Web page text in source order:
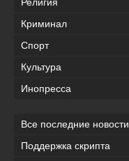
Криминал
Спорт
Культура
Инопресса
Все последние новости
Поддержка скрипта